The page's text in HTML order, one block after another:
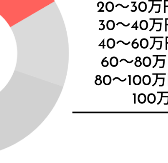
起こり得るリスク
化を招く可能性がある
い場合がある
のLiteプラン
い5つのポイント
なのかを確認する
院・リテーナー）を確認